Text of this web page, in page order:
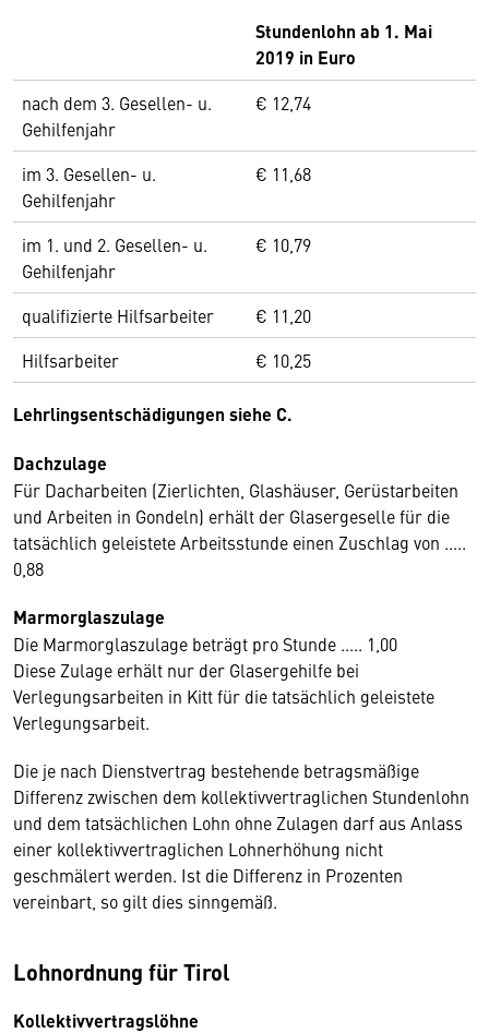
Stundenlohn ab 1. Mai
2019 in Euro
nach dem 3. Gesellen- u.
Gehilfenjahr
€ 12,74
im 3. Gesellen- u.
Gehilfenjahr
€ 11,68
im 1. und 2. Gesellen- u.
Gehilfenjahr
€ 10,79
qualifizierte Hilfsarbeiter
€ 11,20
Hilfsarbeiter
€ 10,25
Lehrlingsentschädigungen siehe C.
Dachzulage
Für Dacharbeiten (Zierlichten, Glashäuser, Gerüstarbeiten
und Arbeiten in Gondeln) erhält der Glasergeselle für die
tatsächlich geleistete Arbeitsstunde einen Zuschlag von .....
0,88
Marmorglaszulage
Die Marmorglaszulage beträgt pro Stunde ..... 1,00
Diese Zulage erhält nur der Glasergehilfe bei
Verlegungsarbeiten in Kitt für die tatsächlich geleistete
Verlegungsarbeit.
Die je nach Dienstvertrag bestehende betragsmäßige
Differenz zwischen dem kollektivvertraglichen Stundenlohn
und dem tatsächlichen Lohn ohne Zulagen darf aus Anlass
einer kollektivvertraglichen Lohnerhöhung nicht
geschmälert werden. Ist die Differenz in Prozenten
vereinbart, so gilt dies sinngemäß.
Lohnordnung für Tirol
Kollektivvertragslöhne